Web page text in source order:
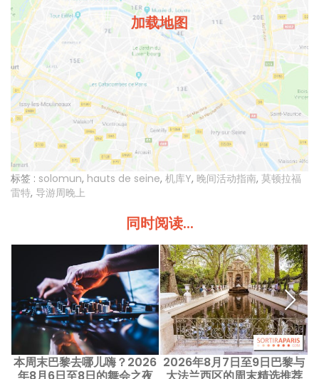
加载地图
标签 : solomun, hauts de seine, 机库Y, 晚间活动指南, 莫顿拉福
雷特, 导游周晚上
同时阅读...
本周末巴黎去哪儿嗨？2026 2026年8月7日至9日巴黎与